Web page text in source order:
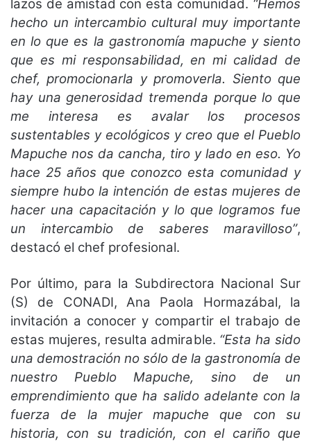
lazos de amistad con esta comunidad. “Hemos
hecho un intercambio cultural muy importante
en lo que es la gastronomía mapuche y siento
que es mi responsabilidad, en mi calidad de
chef, promocionarla y promoverla. Siento que
hay una generosidad tremenda porque lo que
me interesa es avalar los procesos
sustentables y ecológicos y creo que el Pueblo
Mapuche nos da cancha, tiro y lado en eso. Yo
hace 25 años que conozco esta comunidad y
siempre hubo la intención de estas mujeres de
hacer una capacitación y lo que logramos fue
un intercambio de saberes maravilloso”,
destacó el chef profesional.
Por último, para la Subdirectora Nacional Sur
(S) de CONADI, Ana Paola Hormazábal, la
invitación a conocer y compartir el trabajo de
estas mujeres, resulta admirable. “Esta ha sido
una demostración no sólo de la gastronomía de
nuestro Pueblo Mapuche, sino de un
emprendimiento que ha salido adelante con la
fuerza de la mujer mapuche que con su
historia, con su tradición, con el cariño que